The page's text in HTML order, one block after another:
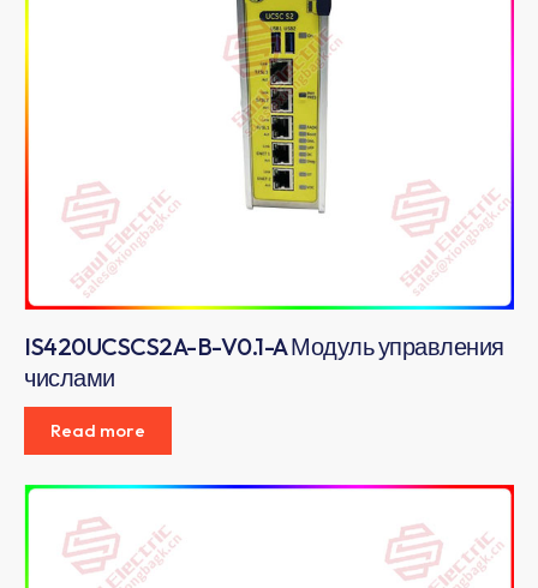
IS420UCSCS2A-B-V0.1-A Модуль управления
числами
Read more